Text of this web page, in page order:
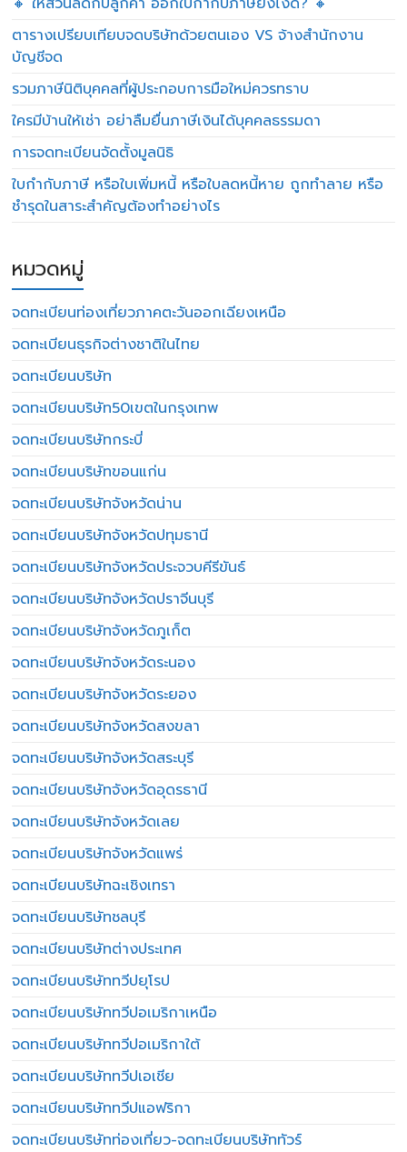
ตารางเปรียบเทียบจดบริษัทด้วยตนเอง VS จ้างสำนักงาน
บัญชีจด
รวมภาษีนิติบุคคลที่ผู้ประกอบการมือใหม่ควรทราบ
ใครมีบ้านให้เช่า อย่าลืมยื่นภาษีเงินได้บุคคลธรรมดา
การจดทะเบียนจัดตั้งมูลนิธิ
ใบกำกับภาษี หรือใบเพิ่มหนี้ หรือใบลดหนี้หาย ถูกทำลาย หรือ
ชำรุดในสาระสำคัญต้องทำอย่างไร
หมวดหมู่
จดทะเบียนท่องเที่ยวภาคตะวันออกเฉียงเหนือ
จดทะเบียนธุรกิจต่างชาติในไทย
จดทะเบียนบริษัท
จดทะเบียนบริษัท50เขตในกรุงเทพ
จดทะเบียนบริษัทกระบี่
จดทะเบียนบริษัทขอนแก่น
จดทะเบียนบริษัทจังหวัดน่าน
จดทะเบียนบริษัทจังหวัดปทุมธานี
จดทะเบียนบริษัทจังหวัดประจวบคีรีขันธ์
จดทะเบียนบริษัทจังหวัดปราจีนบุรี
จดทะเบียนบริษัทจังหวัดภูเก็ต
จดทะเบียนบริษัทจังหวัดระนอง
จดทะเบียนบริษัทจังหวัดระยอง
จดทะเบียนบริษัทจังหวัดสงขลา
จดทะเบียนบริษัทจังหวัดสระบุรี
จดทะเบียนบริษัทจังหวัดอุดรธานี
จดทะเบียนบริษัทจังหวัดเลย
จดทะเบียนบริษัทจังหวัดแพร่
จดทะเบียนบริษัทฉะเชิงเทรา
จดทะเบียนบริษัทชลบุรี
จดทะเบียนบริษัทต่างประเทศ
จดทะเบียนบริษัททวีปยุโรป
จดทะเบียนบริษัททวีปอเมริกาเหนือ
จดทะเบียนบริษัททวีปอเมริกาใต้
จดทะเบียนบริษัททวีปเอเชีย
จดทะเบียนบริษัททวีปแอฟริกา
จดทะเบียนบริษัทท่องเที่ยว-จดทะเบียนบริษัททัวร์